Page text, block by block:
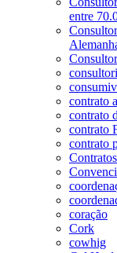
entre
contrato
contrato
contrato
contrato
coração
Cork
cowhig